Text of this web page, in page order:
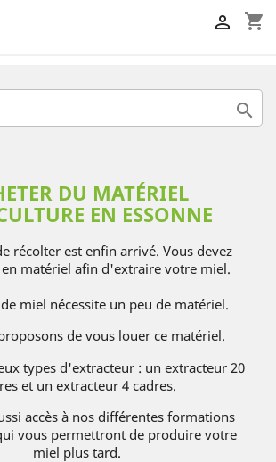
shopping_cart


DU MATÉRIEL
EN ESSONNE
récolter est enfin arrivé. Vous devez
matériel afin d'extraire votre miel.
miel nécessite un peu de matériel.
de vous louer ce matériel.
types d'extracteur : un extracteur 20
et un extracteur 4 cadres.
accès à nos différentes formations
vous permettront de produire votre
miel plus tard.